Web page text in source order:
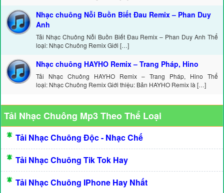
Nhạc chuông Nỗi Buồn Biết Đau Remix – Phan Duy
Anh
Tải Nhạc Chuông Nỗi Buồn Biết Đau Remix – Phan Duy Anh Thể
loại: Nhạc Chuông Remix Giới […]
Nhạc chuông HAYHO Remix – Trang Pháp, Hino
Tải Nhạc Chuông HAYHO Remix – Trang Pháp, Hino Thể
loại: Nhạc Chuông Remix Giới thiệu: Bản HAYHO Remix là […]
Tải Nhạc Chuông Mp3 Theo Thể Loại
Tải Nhạc Chuông Độc - Nhạc Chế
Tải Nhạc Chuông Tik Tok Hay
Tải Nhạc Chuông IPhone Hay Nhất